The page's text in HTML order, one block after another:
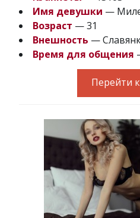
Имя девушки —
Возраст — 31
Внешность —
Время для общения
Перейти